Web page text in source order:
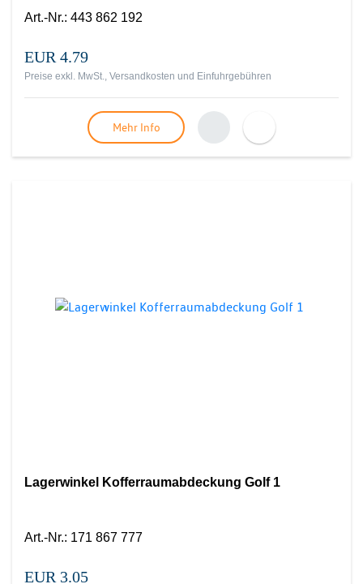
Art.-Nr.: 443 862 192
EUR 4.79
Preise exkl. MwSt., Versandkosten und Einfuhrgebühren
Mehr Info
Lagerwinkel Kofferraumabdeckung Golf 1
Art.-Nr.: 171 867 777
EUR 3.05